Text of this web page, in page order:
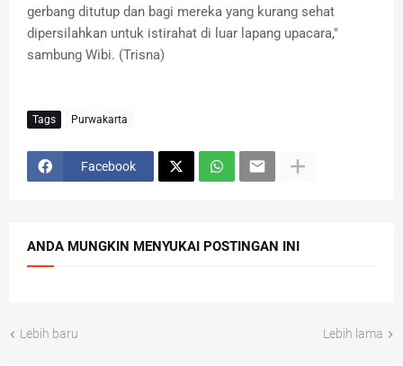
gerbang ditutup dan bagi mereka yang kurang sehat
dipersilahkan untuk istirahat di luar lapang upacara,"
sambung Wibi. (Trisna)
Tags Purwakarta
Facebook
ANDA MUNGKIN MENYUKAI POSTINGAN INI
Lebih baru Lebih lama